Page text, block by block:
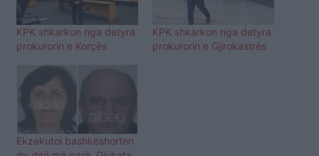
KPK shkarkon nga detyra
prokurorin e Korçës
KPK shkarkon nga detyra
prokurorin e Gjirokastrës
Ekzekutoi bashkëshorten